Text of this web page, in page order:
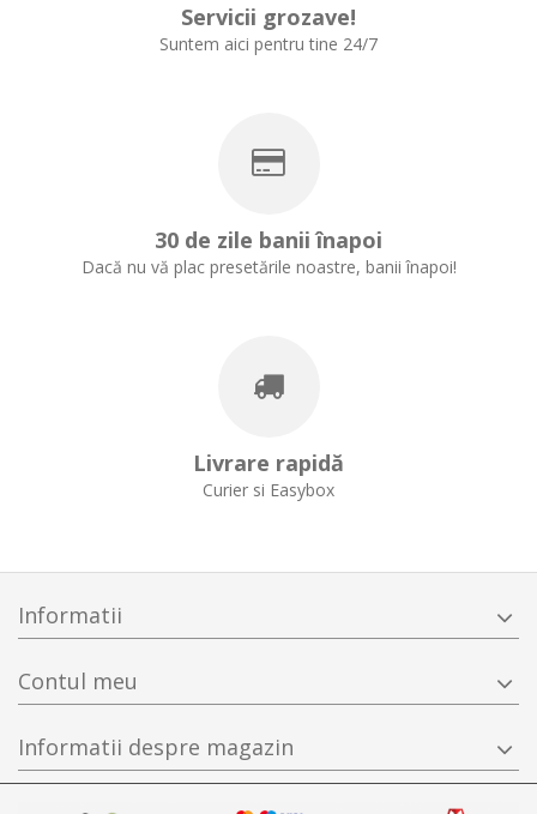
Servicii grozave!
Suntem aici pentru tine 24/7
30 de zile banii înapoi
Dacă nu vă plac presetările noastre, banii înapoi!
Livrare rapidă
Curier si Easybox
Informatii
Contul meu
Informatii despre magazin